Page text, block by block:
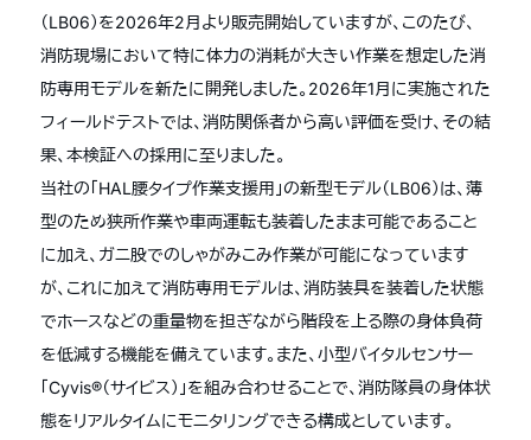
（LB06）を2026年2月より販売開始していますが、このたび、
消防現場において特に体力の消耗が大きい作業を想定した消
防専用モデルを新たに開発しました。2026年1月に実施された
フィールドテストでは、消防関係者から高い評価を受け、その結
果、本検証への採用に至りました。
当社の「HAL腰タイプ作業支援用」の新型モデル（LB06）は、薄
型のため狭所作業や車両運転も装着したまま可能であること
に加え、ガニ股でのしゃがみこみ作業が可能になっています
が、これに加えて消防専用モデルは、消防装具を装着した状態
でホースなどの重量物を担ぎながら階段を上る際の身体負荷
を低減する機能を備えています。また、小型バイタルセンサー
「Cyvis®︎（サイビス）」を組み合わせることで、消防隊員の身体状
態をリアルタイムにモニタリングできる構成としています。